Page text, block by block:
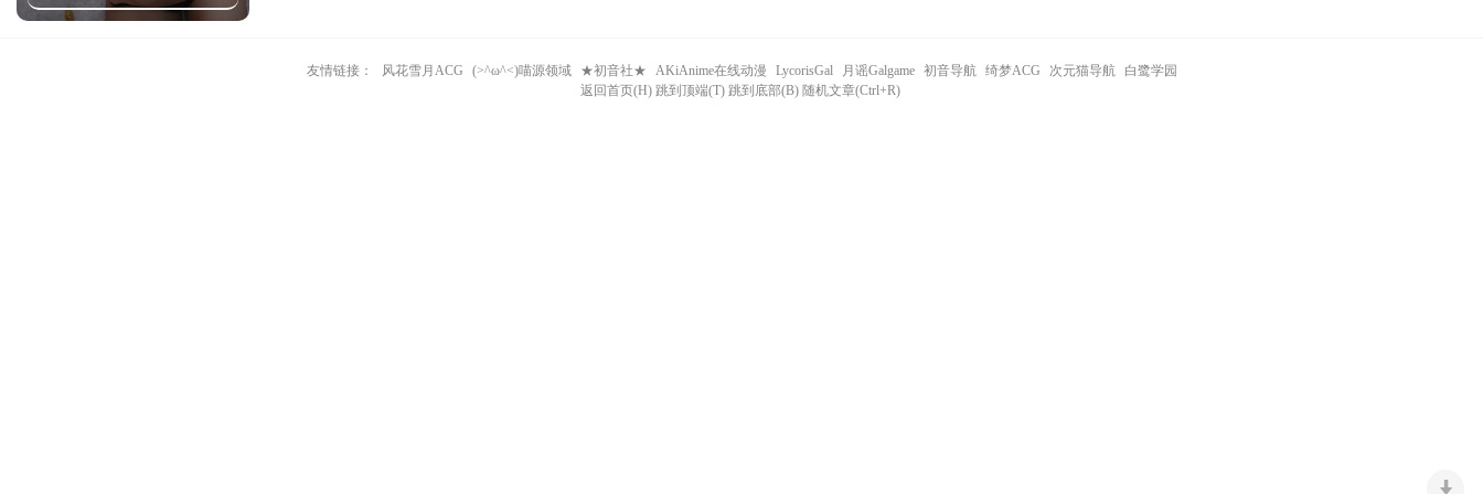
友情链接： 风花雪月ACG (>^ω^<)喵源领域 ★初音社★ AKiAnime在线动漫 LycorisGal 月谣Galgame 初音导航 绮梦ACG 次元猫导航
白鹭学园
返回首页(H) 跳到顶端(T) 跳到底部(B) 随机文章(Ctrl+R)